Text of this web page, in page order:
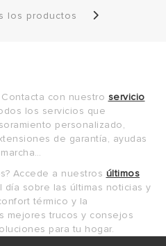
los productos
con nuestro servicio
los servicios que
personalizado,
de garantía, ayudas
Accede a nuestros últimos
día sobre las últimas noticias y
térmico y la
mejores trucos y consejos
para tu hogar.